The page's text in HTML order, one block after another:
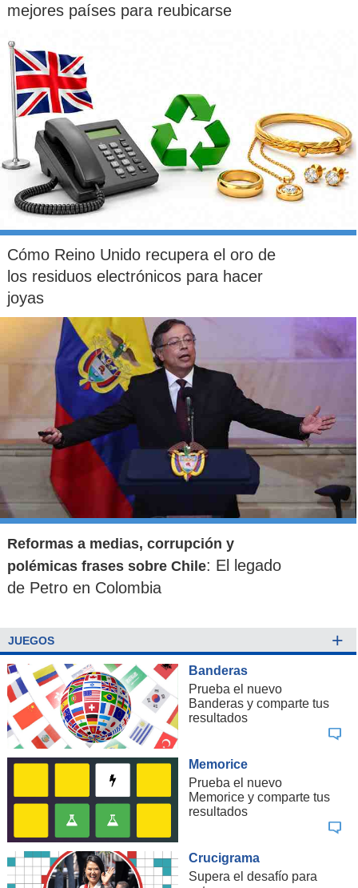
mejores países para reubicarse
Cómo Reino Unido recupera el oro de
los residuos electrónicos para hacer
joyas
Reformas a medias, corrupción y
polémicas frases sobre Chile: El legado
de Petro en Colombia
JUEGOS +
Banderas
Prueba el nuevo
Banderas y comparte tus
resultados
Memorice
Prueba el nuevo
Memorice y comparte tus
resultados
Crucigrama
Supera el desafío para